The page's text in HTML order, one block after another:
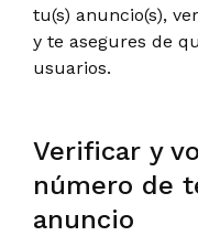
tu(s) anuncio(s),
y te asegures de
usuarios.
Verificar y
número de
anuncio